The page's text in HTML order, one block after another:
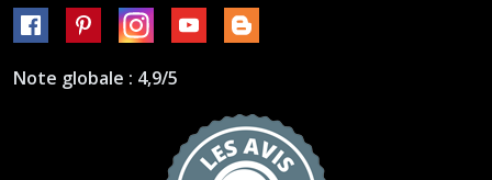
Note globale : 4,9/5